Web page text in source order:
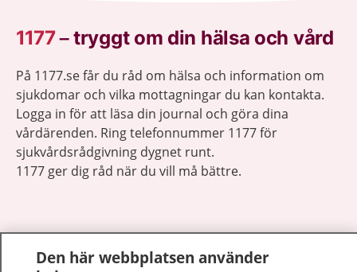
1177–tryggt om din hälsa och vård
På 1177.se får du råd om hälsa och information om
sjukdomar och vilka mottagningar du kan kontakta.
Logga in för att läsa din journal och göra dina
vårdärenden. Ring telefonnummer 1177 för
sjukvårdsrådgivning dygnet runt.
1177 ger dig råd när du vill må bättre.
Den här webbplatsen använder